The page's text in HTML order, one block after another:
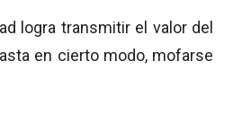
logra transmitir el valor del
en cierto modo, mofarse